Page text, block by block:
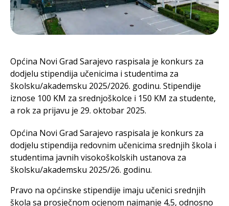
Općina Novi Grad Sarajevo raspisala je konkurs za
dodjelu stipendija učenicima i studentima za
školsku/akademsku 2025/2026. godinu. Stipendije
iznose 100 KM za srednjoškolce i 150 KM za studente,
a rok za prijavu je 29. oktobar 2025.
Općina Novi Grad Sarajevo raspisala je konkurs za
dodjelu stipendija redovnim učenicima srednjih škola i
studentima javnih visokoškolskih ustanova za
školsku/akademsku 2025/26. godinu.
Pravo na općinske stipendije imaju učenici srednjih
škola sa prosječnom ocjenom najmanje 4,5, odnosno